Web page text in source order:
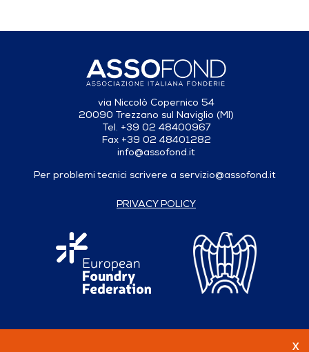
via Niccolò Copernico 54
20090 Trezzano sul Naviglio (MI)
Tel. +39 02 48400967
Fax +39 02 48401282
info@assofond.it
Per problemi tecnici scrivere a servizio@assofond.it
PRIVACY POLICY
X